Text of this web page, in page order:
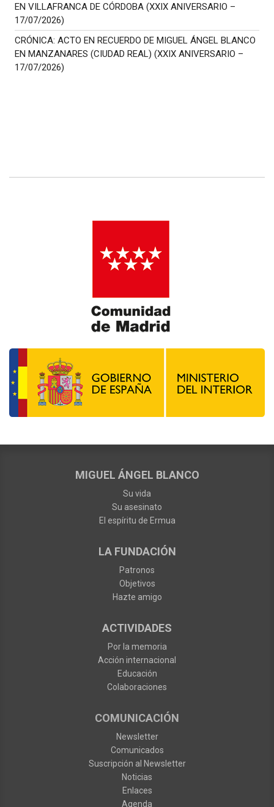
EN VILLAFRANCA DE CÓRDOBA (XXIX ANIVERSARIO –
17/07/2026)
CRÓNICA: ACTO EN RECUERDO DE MIGUEL ÁNGEL BLANCO
EN MANZANARES (CIUDAD REAL) (XXIX ANIVERSARIO –
17/07/2026)
MIGUEL ÁNGEL BLANCO
Su vida
Su asesinato
El espíritu de Ermua
LA FUNDACIÓN
Patronos
Objetivos
Hazte amigo
ACTIVIDADES
Por la memoria
Acción internacional
Educación
Colaboraciones
COMUNICACIÓN
Newsletter
Comunicados
Suscripción al Newsletter
Noticias
Enlaces
Agenda